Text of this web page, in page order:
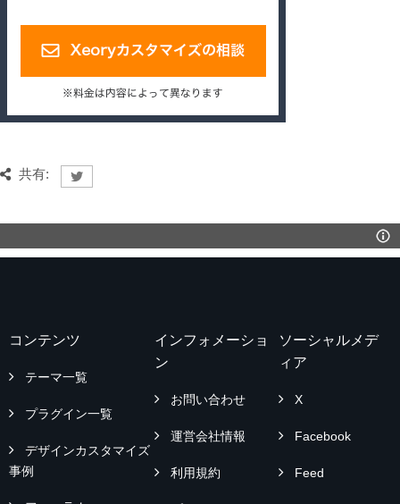
共有:
コンテンツ
テーマ一覧
プラグイン一覧
デザインカスタマイズ
事例
インフォメーショ
ン
お問い合わせ
運営会社情報
利用規約
ソーシャルメデ
ィア
X
Facebook
Feed